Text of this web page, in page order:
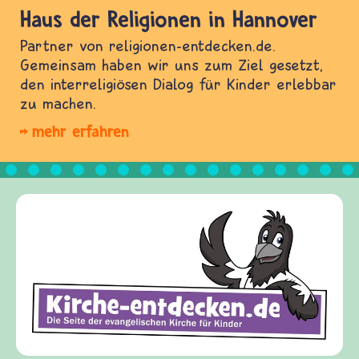
Haus der Religionen in Hannover
Partner von religionen-entdecken.de.
Gemeinsam haben wir uns zum Ziel gesetzt,
den interreligiösen Dialog für Kinder erlebbar
zu machen.
mehr erfahren